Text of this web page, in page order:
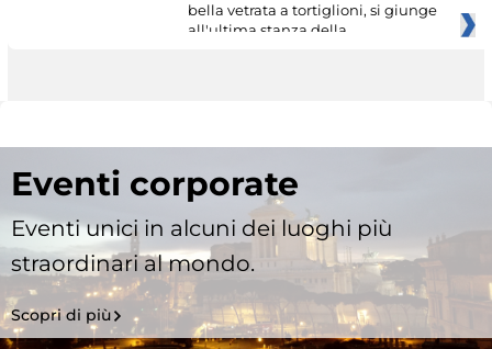
bella vetrata a tortiglioni, si giunge
all'ultima stanza della
Eventi corporate
Eventi unici in alcuni dei luoghi più
straordinari al mondo.
Scopri di più